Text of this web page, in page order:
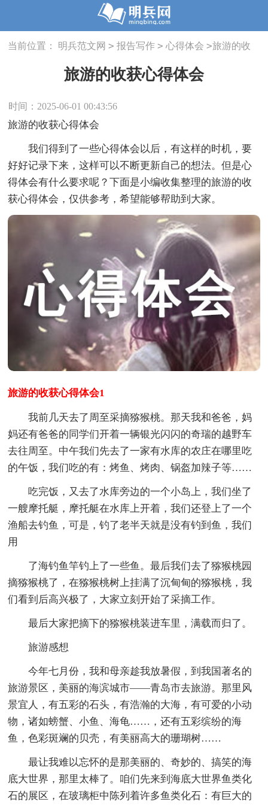
当前位置： 明兵范文网 > 报告写作 > 心得体会 >旅游的收
旅游的收获心得体会
时间：2025-06-01 00:43:56
旅游的收获心得体会
我们得到了一些心得体会以后，有这样的时机，要
好好记录下来，这样可以不断更新自己的想法。但是心
得体会有什么要求呢？下面是小编收集整理的旅游的收
获心得体会，仅供参考，希望能够帮助到大家。
旅游的收获心得体会1
我前几天去了周至采摘猕猴桃。那天我和爸爸，妈
妈还有爸爸的同学们开着一辆银光闪闪的奇瑞的越野车
去往周至。中午我们先去了一家有水库的农庄在哪里吃
的午饭，我们吃的有：烤鱼、烤肉、锅盔加辣子等……
吃完饭，又去了水库旁边的一个小岛上，我们坐了
一艘摩托艇，摩托艇在水库上开着，我们还登上了一个
渔船去钓鱼，可是，钓了老半天就是没有钓到鱼，我们
用
了海钓鱼竿钓上了一些鱼。最后我们去了猕猴桃园
摘猕猴桃了，在猕猴桃树上挂满了沉甸甸的猕猴桃，我
们看到后高兴极了，大家立刻开始了采摘工作。
最后大家把摘下的猕猴桃装进车里，满载而归了。
旅游感想
今年七月份，我和母亲趁我放暑假，到我国著名的
旅游景区，美丽的海滨城市——青岛市去旅游。那里风
景宜人，有五彩的石头，有浩瀚的大海，有可爱的小动
物，诸如螃蟹、小鱼、海龟……，还有五彩缤纷的海
鱼，色彩斑斓的贝壳，有美丽高大的珊瑚树……
最让我难以忘怀的是那美丽的、奇妙的、搞笑的海
底大世界，那里太棒了。咱们先来到海底大世界鱼类化
石的展区，在玻璃柜中陈列着许多鱼类化石：有巨大的